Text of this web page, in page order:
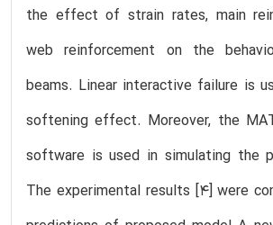
the effect of strain rates, main
web reinforcement on the
beams. Linear interactive failure is
softening effect. Moreover, the
software is used in simulating the
The experimental results [4] were